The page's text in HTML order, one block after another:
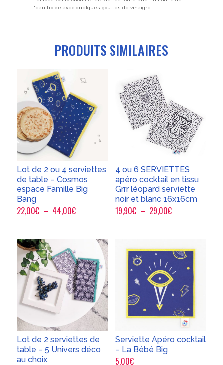
l'eau froide avec quelques gouttes de vinaigre.
PRODUITS SIMILAIRES
Lot de 2 ou 4 serviettes
de table – Cosmos
espace Famille Big
Bang
22,00€ – 44,00€Plage
22,00€
à
44,00€
4 ou 6 SERVIETTES
apéro cocktail en tissu
Grrr léopard serviette
noir et blanc 16x16cm
19,90€ – 29,00€Plage
19,90€
29,00€
Lot de 2 serviettes de
table – 5 Univers déco
au choix
Serviette Apéro cocktail
– La Bébé Big
5,00€